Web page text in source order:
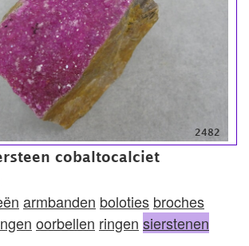
cobaltocalciet
2482
armbanden boloties broches
oorbellen ringen sierstenen